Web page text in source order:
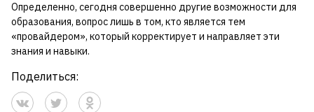
Определенно, сегодня совершенно другие возможности для
образования, вопрос лишь в том, кто является тем
«провайдером», который корректирует и направляет эти
знания и навыки.
Поделиться: